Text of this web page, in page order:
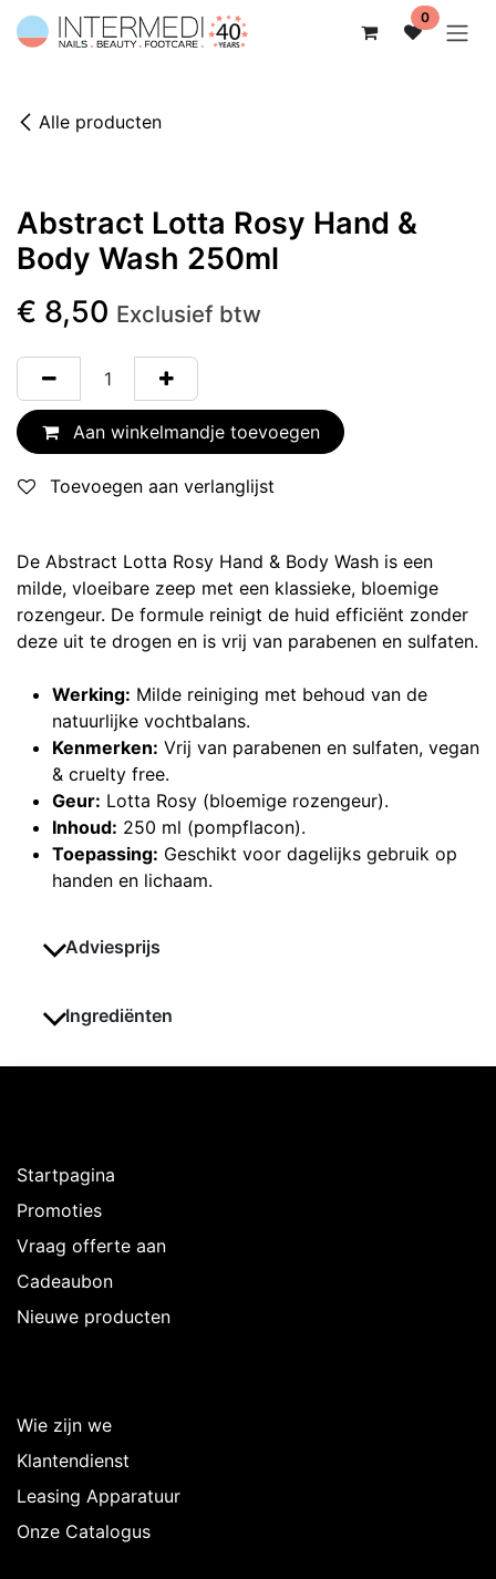
Overslaan naar inhoud 0
Alle producten
Abstract Lotta Rosy Hand &
Body Wash 250ml
De Abstract Lotta Rosy Hand & Body Wash is een
milde, vloeibare zeep met een klassieke, bloemige
rozengeur. De formule reinigt de huid efficiënt zonder
deze uit te drogen en is vrij van parabenen en sulfaten.
Werking: Milde reiniging met behoud van de
natuurlijke vochtbalans.
Kenmerken: Vrij van parabenen en sulfaten, vegan
& cruelty free.
Geur: Lotta Rosy (bloemige rozengeur).
Inhoud: 250 ml (pompflacon).
Toepassing: Geschikt voor dagelijks gebruik op
handen en lichaam.
Adviesprijs
Ingrediënten
€ 8,50 Exclusief btw
Aan winkelmandje toevoegen
Toevoegen aan verlanglijst
Startpagina
Promoties
Vraag offerte aan
Cadeaubon
Nieuwe producten
Wie zijn we
Klantendienst
Leasing Apparatuur
Onze Catalogus